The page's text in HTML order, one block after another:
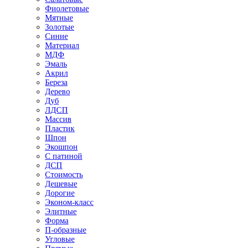
Фиолетовые
Мятные
Золотые
Синие
Материал
МДФ
Эмаль
Акрил
Береза
Дерево
Дуб
ЛДСП
Массив
Пластик
Шпон
Экошпон
С патиной
ДСП
Стоимость
Дешевые
Дорогие
Эконом-класс
Элитные
Форма
П-образные
Угловые